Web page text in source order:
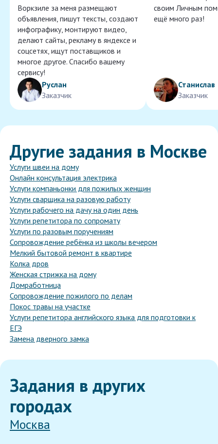
Воркзиле за меня размещают
объявления, пишут тексты, создают
инфографику, монтируют видео,
делают сайты, рекламу в яндексе и
соцсетях, ищут поставщиков и
многое другое. Спасибо вашему
сервису!
Руслан
Заказчик
своим Личным
ещё много раз!
Станислав
Заказчик
Другие задания в Москве
Услуги швеи на дому
Онлайн консультация электрика
Услуги компаньонки для пожилых женщин
Услуги сварщика на разовую работу
Услуги рабочего на дачу на один день
Услуги репетитора по сопромату
Услуги по разовым поручениям
Сопровождение ребёнка из школы вечером
Мелкий бытовой ремонт в квартире
Колка дров
Женская стрижка на дому
Домработница
Сопровождение пожилого по делам
Покос травы на участке
Услуги репетитора английского языка для подготовки к
ЕГЭ
Замена дверного замка
Задания в других
городах
Москва